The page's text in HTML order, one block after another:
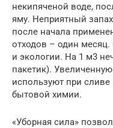
некипяченой воде,
яму. Неприятный
после начала
отходов – один
и экологии. На 1 м3
пакетик).
используют при
бытовой химии.
«Уборная сила»